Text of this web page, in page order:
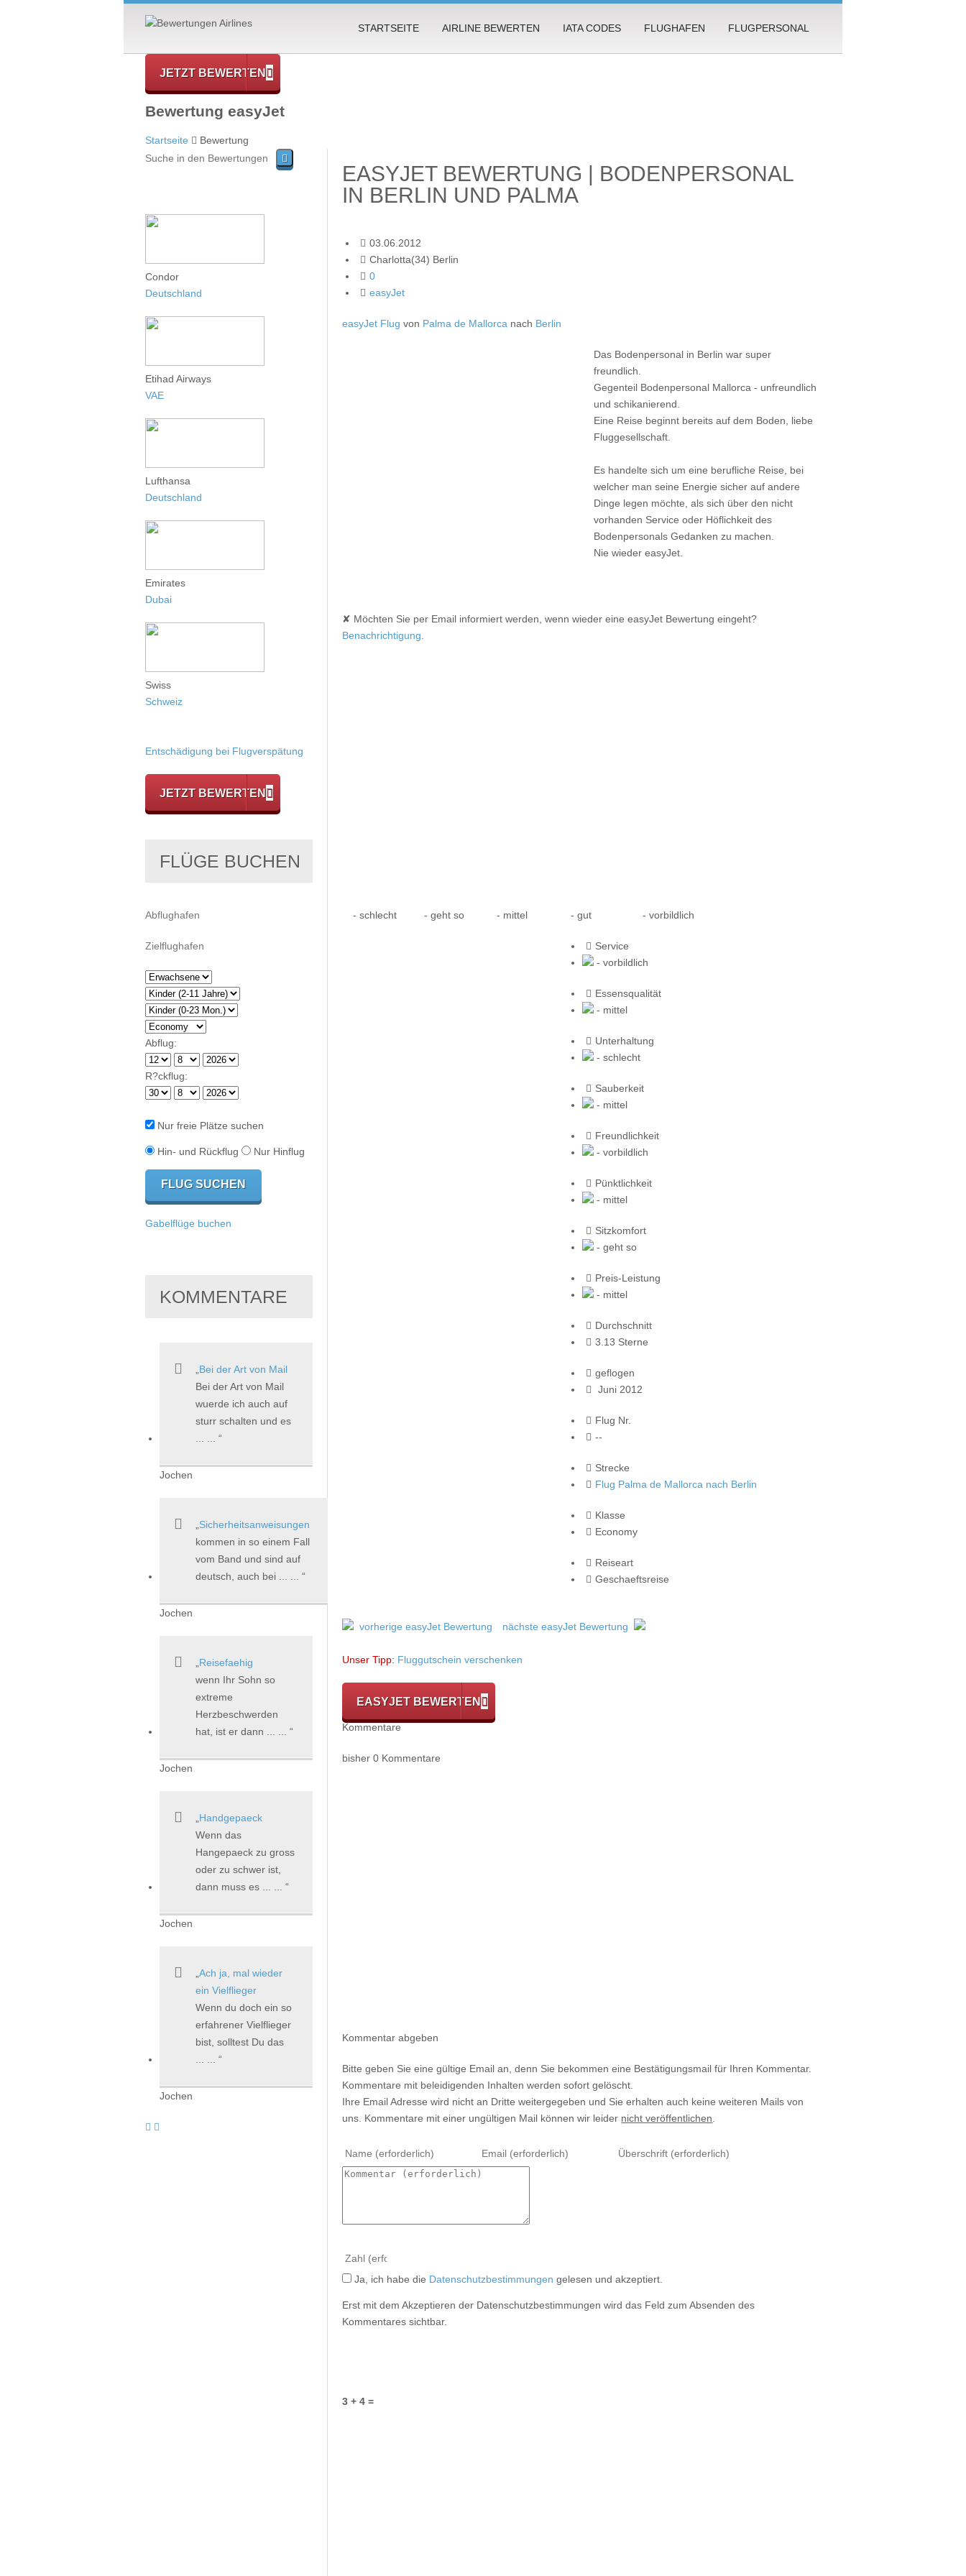
STARTSEITE AIRLINE BEWERTEN IATA CODES FLUGHAFEN FLUGPERSONAL
JETZT BEWERTEN
Bewertung easyJet
Startseite Bewertung
EASYJET BEWERTUNG | BODENPERSONAL
IN BERLIN UND PALMA
03.06.2012
Charlotta(34) Berlin
0
easyJet
easyJet Flug von Palma de Mallorca nach Berlin
Das Bodenpersonal in Berlin war super
freundlich.
Gegenteil Bodenpersonal Mallorca - unfreundlich
und schikanierend.
Eine Reise beginnt bereits auf dem Boden, liebe
Fluggesellschaft.
Es handelte sich um eine berufliche Reise, bei
welcher man seine Energie sicher auf andere
Dinge legen möchte, als sich über den nicht
vorhanden Service oder Höflichkeit des
Bodenpersonals Gedanken zu machen.
Nie wieder easyJet.
✘ Möchten Sie per Email informiert werden, wenn wieder eine easyJet Bewertung eingeht?
Benachrichtigung
- schlecht - geht so - mittel - gut - vorbildlich
Service
- vorbildlich
Essensqualität
- mittel
Unterhaltung
- schlecht
Sauberkeit
- mittel
Freundlichkeit
- vorbildlich
Pünktlichkeit
- mittel
Sitzkomfort
- geht so
Preis-Leistung
- mittel
Durchschnitt
3.13 Sterne
geflogen
Juni 2012
Flug Nr.
--
Strecke
Flug Palma de Mallorca nach Berlin
Klasse
Economy
Reiseart
Geschaeftsreise
vorherige easyJet Bewertung nächste easyJet Bewertung
Unser Tipp: Fluggutschein verschenken
EASYJET BEWERTEN
Kommentare
bisher 0 Kommentare
Kommentar abgeben
Bitte geben Sie eine gültige Email an, denn Sie bekommen eine Bestätigungsmail für Ihren Kommentar.
Kommentare mit beleidigenden Inhalten werden sofort gelöscht.
Ihre Email Adresse wird nicht an Dritte weitergegeben und Sie erhalten auch keine weiteren Mails von
uns. Kommentare mit einer ungültigen Mail können wir leider nicht veröffentlichen
3 + 4 =
Ja, ich habe die Datenschutzbestimmungen gelesen und akzeptiert.
Erst mit dem Akzeptieren der Datenschutzbestimmungen wird das Feld zum Absenden des
Kommentares sichtbar.
Condor
Deutschland
Etihad Airways
VAE
Lufthansa
Deutschland
Emirates
Dubai
Swiss
Schweiz
Entschädigung bei Flugverspätung
JETZT BEWERTEN
FLÜGE BUCHEN
Abflug:
R?ckflug:
Nur freie Plätze suchen
Hin- und Rückflug Nur Hinflug
Gabelflüge buchen
KOMMENTARE
Bei der Art von Mail
Bei der Art von Mail
wuerde ich auch auf
sturr schalten und es
Jochen
Sicherheitsanweisungen
kommen in so einem Fall
vom Band und sind auf
deutsch, auch bei ... ...
Jochen
Reisefaehig
wenn Ihr Sohn so
extreme
Herzbeschwerden
hat, ist er dann ... ...
Jochen
Handgepaeck
Wenn das
Hangepaeck zu gross
oder zu schwer ist,
dann muss es ... ...
Jochen
Ach ja, mal wieder
ein Vielflieger
Wenn du doch ein so
erfahrener Vielflieger
bist, solltest Du das
Jochen